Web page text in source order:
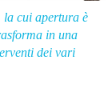
la cui apertura è
in una
dei vari